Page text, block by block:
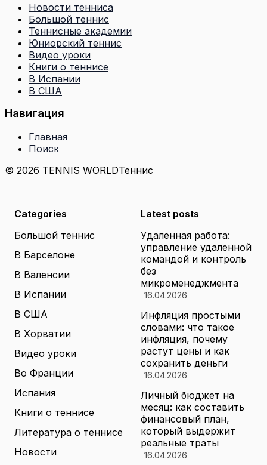
Новости тенниса
Большой теннис
Теннисные академии
Юниорский теннис
Видео уроки
Книги о теннисе
В Испании
В США
Навигация
Главная
Поиск
© 2026 TENNIS WORLDТеннис
Categories
Большой теннис
В Барселоне
В Валенсии
В Испании
В США
В Хорватии
Видео уроки
Во Франции
Испания
Книги о теннисе
Литература о теннисе
Новости
Latest posts
Удаленная работа:
управление удаленной
командой и контроль
без
микроменеджмента
16.04.2026
Инфляция простыми
словами: что такое
инфляция, почему
растут цены и как
сохранить деньги
16.04.2026
Личный бюджет на
месяц: как составить
финансовый план,
который выдержит
реальные траты
16.04.2026